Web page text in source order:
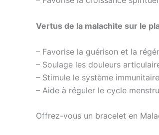
Vertus de la malachite sur le
– Favorise la guérison et la
– Soulage les douleurs
– Stimule le système
– Aide à réguler le cycle
Offrez-vous un bracelet en